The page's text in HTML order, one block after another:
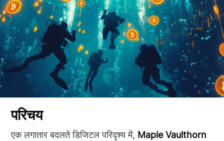
परिचय
एक लगातार बदलते डिजिटल परिदृश्य में, Maple Vaulthorn